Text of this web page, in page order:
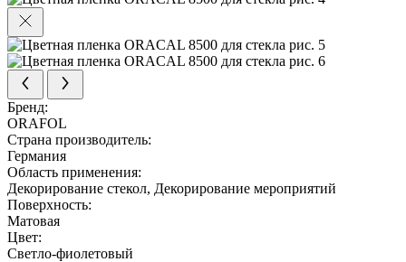
Бренд:
ORAFOL
Страна производитель:
Германия
Область применения:
Декорирование стекол, Декорирование мероприятий
Поверхность:
Матовая
Цвет:
Светло-фиолетовый